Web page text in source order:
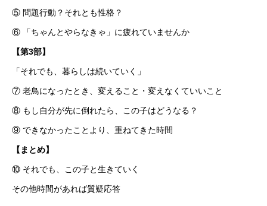
⑤ 問題行動？それとも性格？
⑥ 「ちゃんとやらなきゃ」に疲れていませんか
【第3部】
「それでも、暮らしは続いていく」
⑦ 老鳥になったとき、変えること・変えなくていいこと
⑧ もし自分が先に倒れたら、この子はどうなる？
⑨ できなかったことより、重ねてきた時間
【まとめ】
⑩ それでも、この子と生きていく
その他時間があれば質疑応答